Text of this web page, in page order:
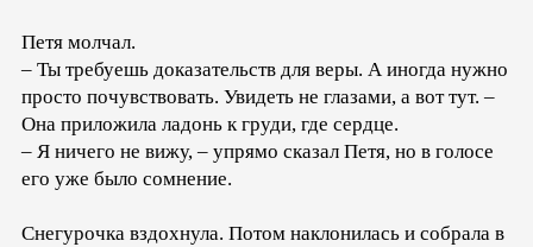
Петя молчал.
– Ты требуешь доказательств для веры. А иногда нужно
просто почувствовать. Увидеть не глазами, а вот тут. –
Она приложила ладонь к груди, где сердце.
– Я ничего не вижу, – упрямо сказал Петя, но в голосе
его уже было сомнение.
Снегурочка вздохнула. Потом наклонилась и собрала в